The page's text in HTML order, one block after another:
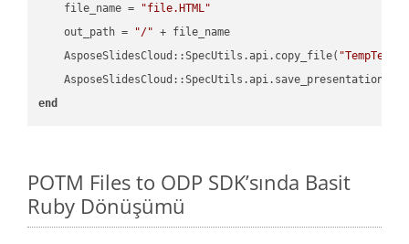
    file_name =
"file.HTML"
    out_path =
"/" + file_name
    AsposeSlidesCloud::SpecUtils.api.copy_file(
end
POTM Files to ODP SDK’sında Basit
Ruby Dönüşümü